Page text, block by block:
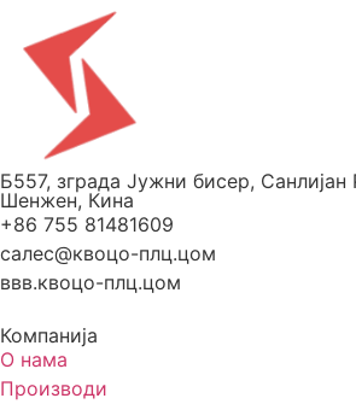
Б557, зграда Јужни бисер, Санлијан
Шенжен, Кина
+86 755 81481609
салес@квоцо-плц.цом
ввв.квоцо-плц.цом
Компанија
О нама
Производи